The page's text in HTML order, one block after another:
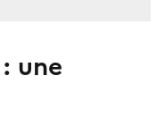
une